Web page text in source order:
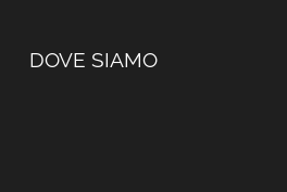
DOVE SIAMO